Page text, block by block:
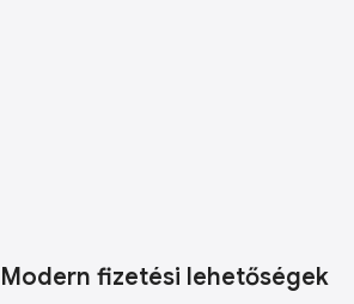
Modern fizetési lehetőségek